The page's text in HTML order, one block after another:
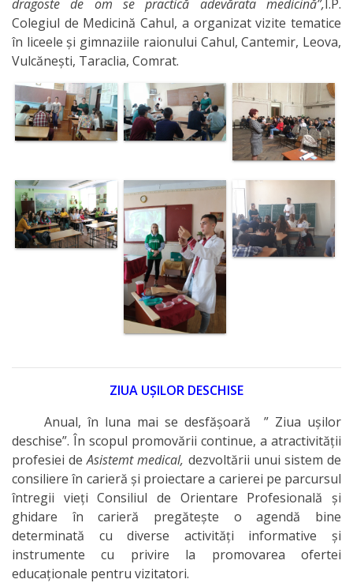
dragoste de om se practică adevărata medicină”,I.P.
Colegiul de Medicină Cahul, a organizat vizite tematice
în liceele și gimnaziile raionului Cahul, Cantemir, Leova,
Vulcănești, Taraclia, Comrat.
ZIUA UȘILOR DESCHISE
Anual, în luna mai se desfășoară ” Ziua ușilor
deschise”. În scopul promovării continue, a atractivității
profesiei deAsistemt medical, dezvoltării unui sistem de
consiliere în carieră și proiectare a carierei pe parcursul
întregii vieți Consiliul de Orientare Profesională și
ghidare în carieră pregătește o agendă bine
determinată cu diverse activități informative și
instrumente cu privire la promovarea ofertei
educaționale pentru vizitatori.